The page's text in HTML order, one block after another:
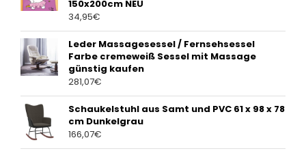
150x200cm NEU
34,95€
Leder Massagesessel / Fernsehsessel
Farbe cremeweiß Sessel mit Massage
günstig kaufen
281,07€
Schaukelstuhl aus Samt und PVC 61 x 98 x 78
cm Dunkelgrau
166,07€